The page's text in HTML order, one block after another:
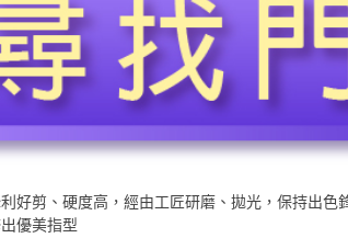
好剪、硬度高，經由工匠研磨、拋光，保持出色
優美指型